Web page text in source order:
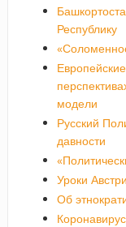
Республику
модели
Русский
давности
Уроки
Об